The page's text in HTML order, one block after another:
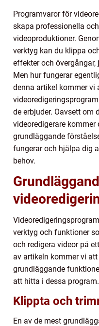
Programvaror för
skapa professionella
videoproduktioner.
verktyg kan du klippa
effekter och övergångar,
Men hur fungerar
denna artikel kommer vi
de erbjuder. Oavsett om
videoredigerare
grundläggande
fungerar och hjälpa dig
behov.
verktyg och funktioner
och redigera videor på
av artikeln kommer vi
grundläggande
att hitta i dessa program.
Klippta och
En av de mest